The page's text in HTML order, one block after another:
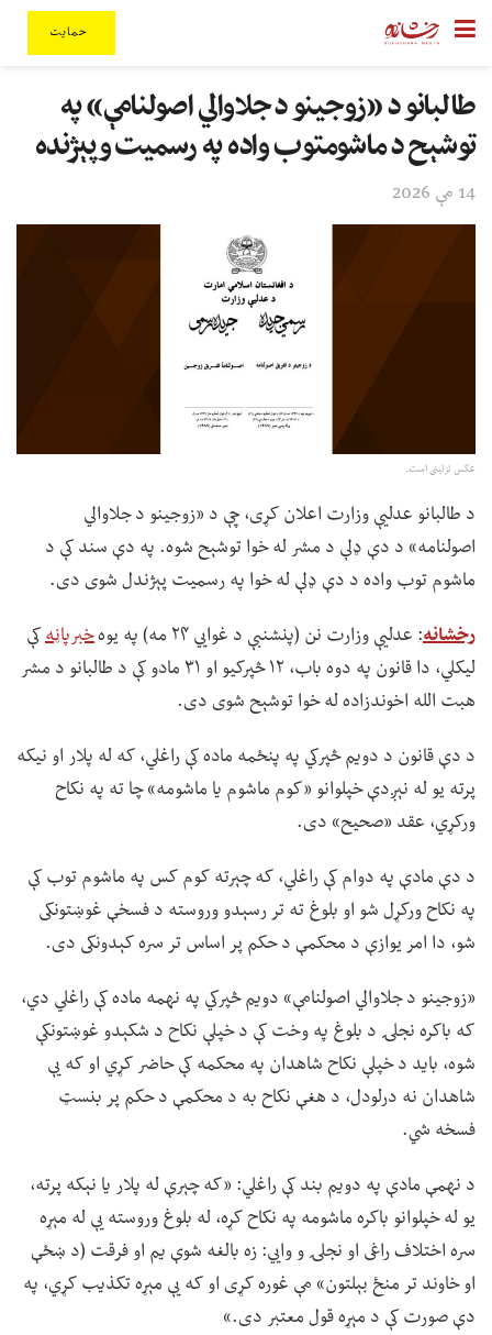
حمایت
طالبانو د «زوجینو د جلاوالي اصولنامې» په
توشېح د ماشومتوب واده په رسمیت وپېژنده
14 مې 2026
عکس تزئینی است.
د طالبانو عدلیې وزارت اعلان کړی، چې د «زوجینو د جلاوالي
اصولنامه» د دې ډلې د مشر له خوا توشېح شوه. په دې سند کې د
ماشوم توب واده د دې ډلې له خوا په رسمیت پېژندل شوی دی.
رخشانه: عدلیې وزارت نن (پنشنبې د غوايي ۲۴ مه) په یوه خبرپاڼهکې
لیکلي، دا قانون په دوه باب، ۱۲ څپرکیو او ۳۱ مادو کې د طالبانو د مشر
هبت الله اخوندزاده له خوا توشېح شوی دی.
د دې قانون د دویم څپرکي په پنځمه ماده کې راغلي، که له پلار او نیکه
پرته یو له نېږدې خپلوانو «کوم ماشوم یا ماشومه» چا ته په نکاح
ورکړي، عقد «صحیح» دی.
د دې مادې په دوام کې راغلي، که چېرته کوم کس په ماشوم توب کې
په نکاح ورکړل شو او بلوغ ته تر رسېدو وروسته د فسخې غوښتونکی
شو، دا امر یوازې د محکمې د حکم پر اساس تر سره کېدونکی دی.
«زوجینو د جلاوالي اصولنامې» دویم څپرکي په نهمه ماده کې راغلي دي،
که باکره نجلۍ د بلوغ په وخت کې د خپلې نکاح د شکېدو غوښتونکې
شوه، باید د خپلې نکاح شاهدان په محکمه کې حاضر کړي او که یې
شاهدان نه درلودل، د هغې نکاح به د محکمې د حکم پر بنسټ
فسخه شي.
د نهمې مادې په دویم بند کې راغلي: «که چېرې له پلار یا نېکه پرته،
یو له خپلوانو باکره ماشومه په نکاح کړه، له بلوغ وروسته یې له مېړه
سره اختلاف راغی او نجلۍ و وايي: زه بالغه شوې یم او فرقت (د ښځې
او خاوند تر منځ بېلتون» مې غوره کړی او که یې مېړه تکذیب کړي، په
دې صورت کې د مېړه قول معتبر دی.»